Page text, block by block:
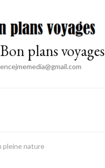
plans voyages
pleine nature